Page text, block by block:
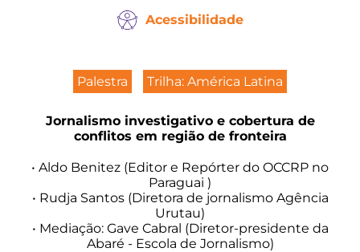
Acessibilidade
Palestra Trilha: América Latina
Jornalismo investigativo e cobertura de
conflitos em região de fronteira
• Aldo Benitez (Editor e Repórter do OCCRP no
Paraguai )
• Rudja Santos (Diretora de jornalismo Agência
Urutau)
• Mediação: Gave Cabral (Diretor-presidente da
Abaré - Escola de Jornalismo)